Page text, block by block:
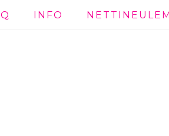
INFO